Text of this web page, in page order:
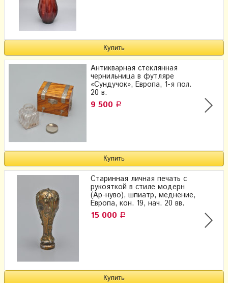
Антикварная стеклянная
чернильница в футляре
«Сундучок», Европа, 1-я пол.
20 в.
9 500 Р
Старинная личная печать с
рукояткой в стиле модерн
(Ар-нуво), шпиатр, меднение,
Европа, кон. 19, нач. 20 вв.
15 000 Р